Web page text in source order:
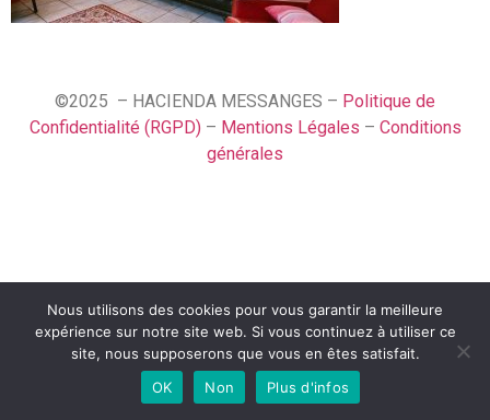
©2025 – HACIENDA MESSANGES – Politique de
Confidentialité (RGPD)– Mentions Légales – Conditions
générales
English (UK)
Français
Español
Nous utilisons des cookies pour vous garantir la meilleure
expérience sur notre site web. Si vous continuez à utiliser ce
site, nous supposerons que vous en êtes satisfait.
OK
Non Plus d'infos